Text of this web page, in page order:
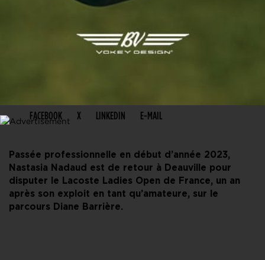
FACEBOOK X LINKEDIN E-MAIL
Passée professionnelle en début d’année 2023,
Nastasia Nadaud est de retour à Deauville pour
disputer le Lacoste Ladies Open de France, un an
après son exploit en tant qu’amateure, sur le
parcours Diane Barrière.